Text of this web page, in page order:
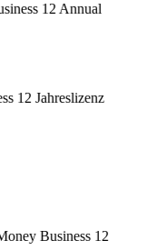
12 Annual
12 Jahreslizenz
Business 12